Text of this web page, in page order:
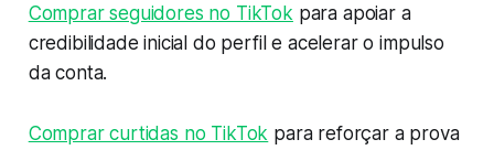
Comprar seguidores no TikTok para apoiar a
credibilidade inicial do perfil e acelerar o impulso
da conta.
Comprar curtidas no TikTok para reforçar a prova